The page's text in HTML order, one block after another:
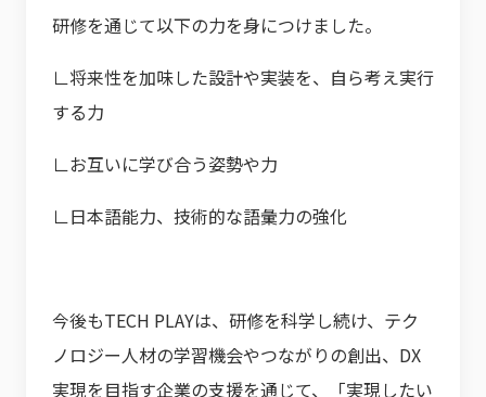
研修を通じて以下の力を身につけました。
∟将来性を加味した設計や実装を、自ら考え実行
する力
∟お互いに学び合う姿勢や力
∟日本語能力、技術的な語彙力の強化
今後もTECH PLAYは、研修を科学し続け、テク
ノロジー人材の学習機会やつながりの創出、DX
実現を目指す企業の支援を通じて、「実現したい